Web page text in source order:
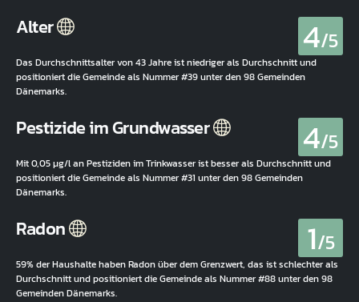
Alter 4/5
Das Durchschnittsalter von 43 Jahre ist niedriger als Durchschnitt und
positioniert die Gemeinde als Nummer #39 unter den 98 Gemeinden
Dänemarks.
Pestizide im Grundwasser 4/5
Mit 0,05 µg/l an Pestiziden im Trinkwasser ist besser als Durchschnitt und
positioniert die Gemeinde als Nummer #31 unter den 98 Gemeinden
Dänemarks.
Radon 1/5
59% der Haushalte haben Radon über dem Grenzwert, das ist schlechter als
Durchschnitt und positioniert die Gemeinde als Nummer #88 unter den 98
Gemeinden Dänemarks.